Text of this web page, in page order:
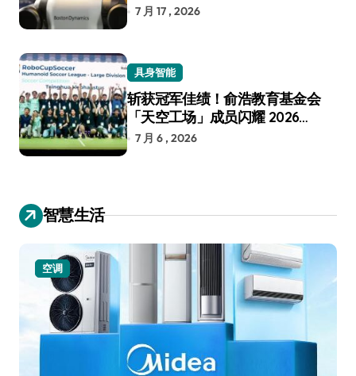
7 月 17 , 2026
具身智能
斩获冠军佳绩！俞浩教育基金会
「天空工场」成员闪耀 2026
RoboCup 机器人世界杯
7 月 6 , 2026
智慧生活
空调